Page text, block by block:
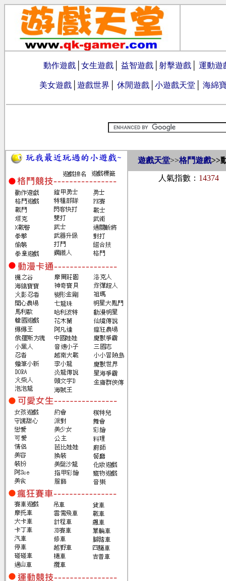
動作遊戲 女生遊戲 益智遊戲 射擊遊戲 運動遊
美女遊戲 遊戲世界 休閒遊戲 小遊戲天堂 海綿
遊戲天堂>>格鬥遊戲>>
人氣指數： 14374